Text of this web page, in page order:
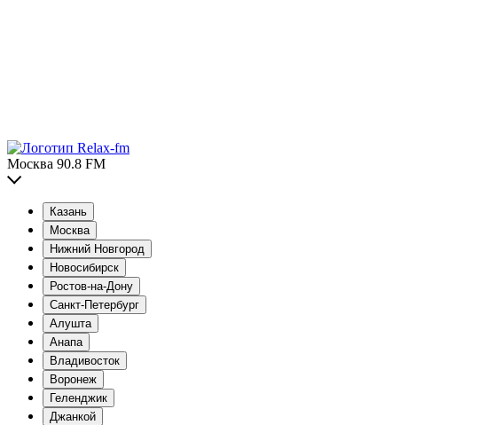
Москва 90.8 FM
Казань
Москва
Нижний Новгород
Новосибирск
Ростов-на-Дону
Санкт-Петербург
Алушта
Анапа
Владивосток
Воронеж
Геленджик
Джанкой